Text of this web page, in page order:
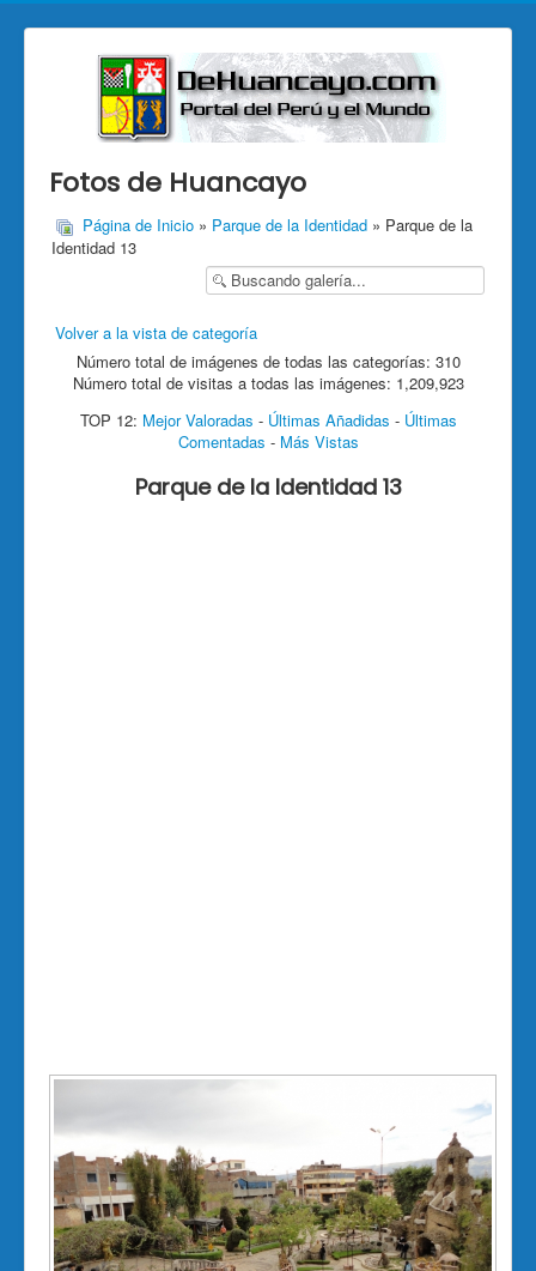
Fotos de Huancayo
Página de Inicio » Parque de la Identidad » Parque de la
Identidad 13
Volver a la vista de categoría
Número total de imágenes de todas las categorías: 310
Número total de visitas a todas las imágenes: 1,209,923
TOP 12: Mejor Valoradas - Últimas Añadidas - Últimas
Comentadas - Más Vistas
Parque de la Identidad 13